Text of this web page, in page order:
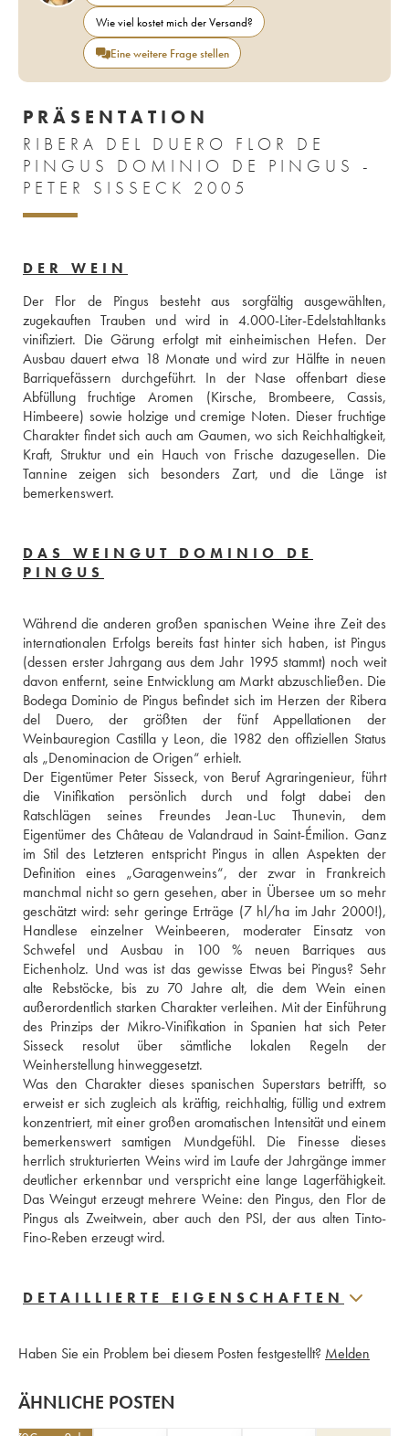
Wie viel kostet mich der Versand?
Eine weitere Frage stellen
PRÄSENTATION
RIBERA DEL DUERO FLOR DE
PINGUS DOMINIO DE PINGUS -
PETER SISSECK 2005
DER WEIN
Der Flor de Pingus besteht aus sorgfältig ausgewählten,
zugekauften Trauben und wird in 4.000-Liter-Edelstahltanks
vinifiziert. Die Gärung erfolgt mit einheimischen Hefen. Der
Ausbau dauert etwa 18 Monate und wird zur Hälfte in neuen
Barriquefässern durchgeführt. In der Nase offenbart diese
Abfüllung fruchtige Aromen (Kirsche, Brombeere, Cassis,
Himbeere) sowie holzige und cremige Noten. Dieser fruchtige
Charakter findet sich auch am Gaumen, wo sich Reichhaltigkeit,
Kraft, Struktur und ein Hauch von Frische dazugesellen. Die
Tannine zeigen sich besonders Zart, und die Länge ist
bemerkenswert.
DAS WEINGUT DOMINIO DE
PINGUS
Während die anderen großen spanischen Weine ihre Zeit des
internationalen Erfolgs bereits fast hinter sich haben, ist Pingus
(dessen erster Jahrgang aus dem Jahr 1995 stammt) noch weit
davon entfernt, seine Entwicklung am Markt abzuschließen. Die
Bodega Dominio de Pingus befindet sich im Herzen der Ribera
del Duero, der größten der fünf Appellationen der
Weinbauregion Castilla y Leon, die 1982 den offiziellen Status
als „Denominacion de Origen“ erhielt.
Der Eigentümer Peter Sisseck, von Beruf Agraringenieur, führt
die Vinifikation persönlich durch und folgt dabei den
Ratschlägen seines Freundes Jean-Luc Thunevin, dem
Eigentümer des Château de Valandraud in Saint-Émilion. Ganz
im Stil des Letzteren entspricht Pingus in allen Aspekten der
Definition eines „Garagenweins“, der zwar in Frankreich
manchmal nicht so gern gesehen, aber in Übersee um so mehr
geschätzt wird: sehr geringe Erträge (7 hl/ha im Jahr 2000!),
Handlese einzelner Weinbeeren, moderater Einsatz von
Schwefel und Ausbau in 100 % neuen Barriques aus
Eichenholz. Und was ist das gewisse Etwas bei Pingus? Sehr
alte Rebstöcke, bis zu 70 Jahre alt, die dem Wein einen
außerordentlich starken Charakter verleihen. Mit der Einführung
des Prinzips der Mikro-Vinifikation in Spanien hat sich Peter
Sisseck resolut über sämtliche lokalen Regeln der
Weinherstellung hinweggesetzt.
Was den Charakter dieses spanischen Superstars betrifft, so
erweist er sich zugleich als kräftig, reichhaltig, füllig und extrem
konzentriert, mit einer großen aromatischen Intensität und einem
bemerkenswert samtigen Mundgefühl. Die Finesse dieses
herrlich strukturierten Weins wird im Laufe der Jahrgänge immer
deutlicher erkennbar und verspricht eine lange Lagerfähigkeit.
Das Weingut erzeugt mehrere Weine: den Pingus, den Flor de
Pingus als Zweitwein, aber auch den PSI, der aus alten Tinto-
Fino-Reben erzeugt wird.
DETAILLIERTE EIGENSCHAFTEN
Haben Sie ein Problem bei diesem Posten festgestellt? Melden
ÄHNLICHE POSTEN